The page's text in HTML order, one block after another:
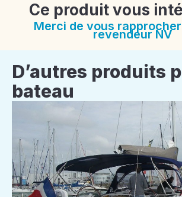
Ce produit vous
Merci de vous
revendeur NV
D’autres produits
bateau